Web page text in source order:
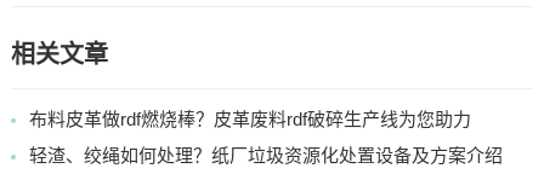
相关文章
布料皮革做rdf燃烧棒？皮革废料rdf破碎生产线为您助力
轻渣、绞绳如何处理？纸厂垃圾资源化处置设备及方案介绍